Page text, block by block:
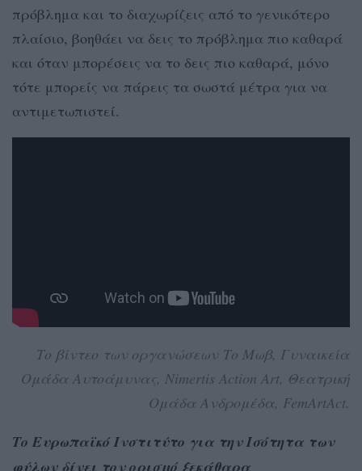
πρόβλημα και το διαχωρίζεις από το γενικότερο
πλαίσιο, βοηθάει να δεις το πρόβλημα πιο καθαρά
και όταν μπορέσεις να το δεις πιο καθαρά, μόνο
τότε μπορείς να πάρεις τα σωστά μέτρα για να
αντιμετωπιστεί.
Το βίντεο των οργανώσεων Το Μωβ, Γυναικεία
Ομάδα Αυτοάμυνας, Nimertis Action Art, Θεατρική
Ομάδα Ανδρομέδα, FemArtAct.
Το Ευρωπαϊκό Ινστιτύτο για την Ισότητα των
φύλων δίνει τον ορισμό ξεκάθαρα